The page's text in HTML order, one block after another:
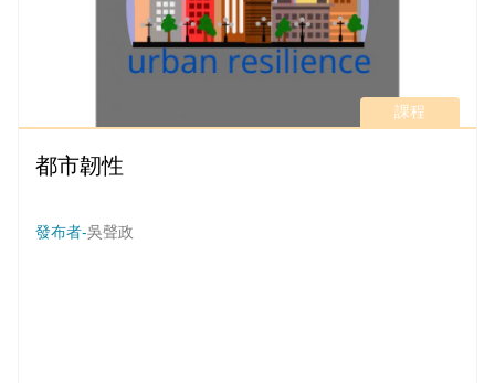
課程
都市韌性
發布者-吳聲政